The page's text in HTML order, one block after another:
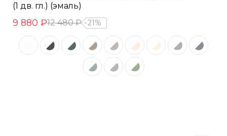
(1 дв. гл.) (эмаль)
9 880 ₽12 480 ₽ 21%